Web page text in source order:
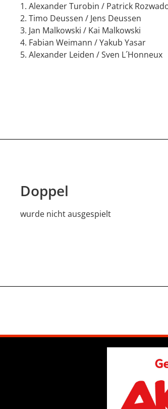
Alexander Turobin / Patrick
Timo Deussen / Jens Deussen
Jan Malkowski / Kai Malkowski
Fabian Weimann / Yakub Yasar
Alexander Leiden / Sven L´Honneux
Doppel
wurde nicht ausgespielt